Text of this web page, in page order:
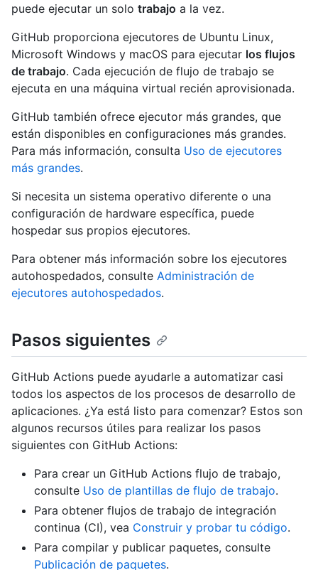
puede ejecutar un solo trabajo a la vez.
GitHub proporciona ejecutores de Ubuntu Linux,
Microsoft Windows y macOS para ejecutar los flujos
de trabajo. Cada ejecución de flujo de trabajo se
ejecuta en una máquina virtual recién aprovisionada.
GitHub también ofrece ejecutor más grandes, que
están disponibles en configuraciones más grandes.
Para más información, consulta Uso de ejecutores
más grandes.
Si necesita un sistema operativo diferente o una
configuración de hardware específica, puede
hospedar sus propios ejecutores.
Para obtener más información sobre los ejecutores
autohospedados, consulte Administración de
ejecutores autohospedados.
Pasos siguientes
GitHub Actions puede ayudarle a automatizar casi
todos los aspectos de los procesos de desarrollo de
aplicaciones. ¿Ya está listo para comenzar? Estos son
algunos recursos útiles para realizar los pasos
siguientes con GitHub Actions:
Para crear un GitHub Actions flujo de trabajo,
consulte Uso de plantillas de flujo de trabajo.
Para obtener flujos de trabajo de integración
continua (CI), vea Construir y probar tu código.
Para compilar y publicar paquetes, consulte
Publicación de paquetes.